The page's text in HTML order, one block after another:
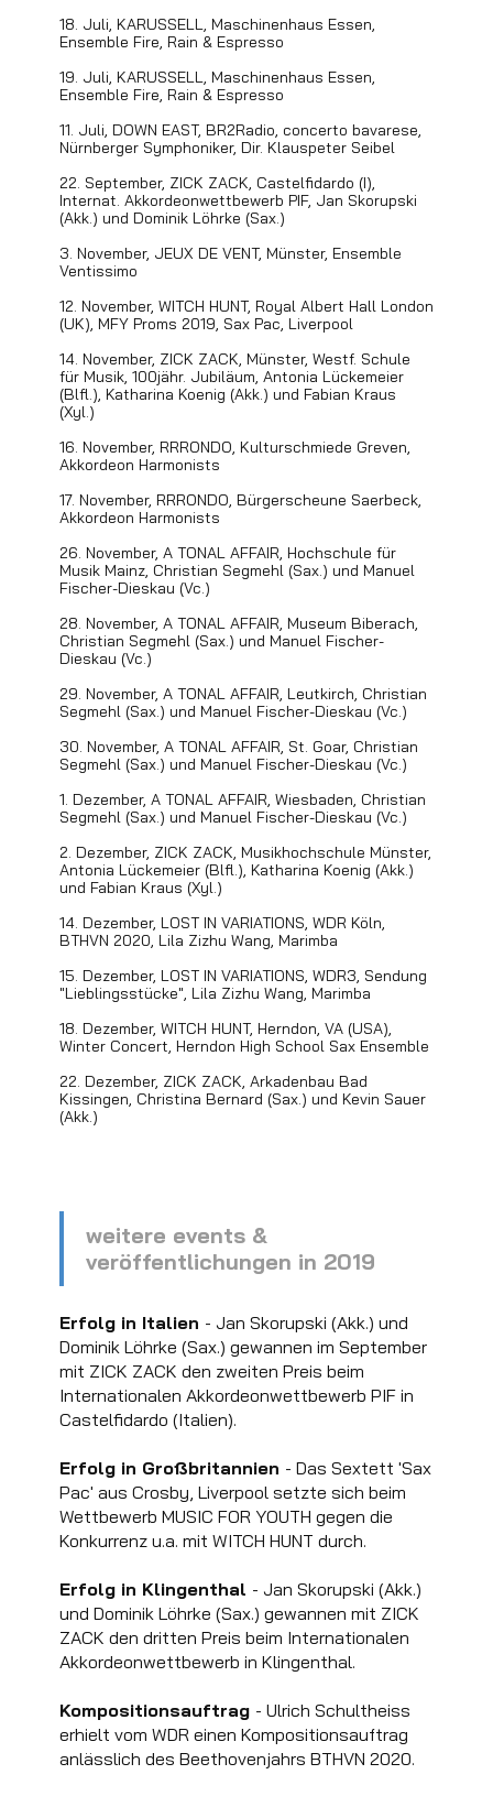
18. Juli, KARUSSELL, Maschinenhaus Essen,
Ensemble Fire, Rain & Espresso
19. Juli, KARUSSELL, Maschinenhaus Essen,
Ensemble Fire, Rain & Espresso
11. Juli, DOWN EAST, BR2Radio, concerto bavarese,
Nürnberger Symphoniker, Dir. Klauspeter Seibel
22. September, ZICK ZACK, Castelfidardo (I),
Internat. Akkordeonwettbewerb PIF, Jan Skorupski
(Akk.) und Dominik Löhrke (Sax.)
3. November, JEUX DE VENT, Münster, Ensemble
Ventissimo
12. November, WITCH HUNT, Royal Albert Hall London
(UK), MFY Proms 2019, Sax Pac, Liverpool
14. November, ZICK ZACK, Münster, Westf. Schule
für Musik, 100jähr. Jubiläum, Antonia Lückemeier
(Blfl.), Katharina Koenig (Akk.) und Fabian Kraus
(Xyl.)
16. November, RRRONDO, Kulturschmiede Greven,
Akkordeon Harmonists
17. November, RRRONDO, Bürgerscheune Saerbeck,
Akkordeon Harmonists
26. November, A TONAL AFFAIR, Hochschule für
Musik Mainz, Christian Segmehl (Sax.) und Manuel
Fischer-Dieskau (Vc.)
28. November, A TONAL AFFAIR, Museum Biberach,
Christian Segmehl (Sax.) und Manuel Fischer-
Dieskau (Vc.)
29. November, A TONAL AFFAIR, Leutkirch, Christian
Segmehl (Sax.) und Manuel Fischer-Dieskau (Vc.)
30. November, A TONAL AFFAIR, St. Goar, Christian
Segmehl (Sax.) und Manuel Fischer-Dieskau (Vc.)
1. Dezember, A TONAL AFFAIR, Wiesbaden, Christian
Segmehl (Sax.) und Manuel Fischer-Dieskau (Vc.)
2. Dezember, ZICK ZACK, Musikhochschule Münster,
Antonia Lückemeier (Blfl.), Katharina Koenig (Akk.)
und Fabian Kraus (Xyl.)
14. Dezember, LOST IN VARIATIONS, WDR Köln,
BTHVN 2020, Lila Zizhu Wang, Marimba
15. Dezember, LOST IN VARIATIONS, WDR3, Sendung
"Lieblingsstücke", Lila Zizhu Wang, Marimba
18. Dezember, WITCH HUNT, Herndon, VA (USA),
Winter Concert, Herndon High School Sax Ensemble
22. Dezember, ZICK ZACK, Arkadenbau Bad
Kissingen, Christina Bernard (Sax.) und Kevin Sauer
(Akk.)
weitere events &
veröffentlichungen in 2019
Erfolg in Italien - Jan Skorupski (Akk.) und
Dominik Löhrke (Sax.) gewannen im September
mit ZICK ZACK den zweiten Preis beim
Internationalen Akkordeonwettbewerb PIF in
Castelfidardo (Italien).
Erfolg in Großbritannien - Das Sextett 'Sax
Pac' aus Crosby, Liverpool setzte sich beim
Wettbewerb MUSIC FOR YOUTH gegen die
Konkurrenz u.a. mit WITCH HUNT durch.
Erfolg in Klingenthal - Jan Skorupski (Akk.)
und Dominik Löhrke (Sax.) gewannen mit ZICK
ZACK den dritten Preis beim Internationalen
Akkordeonwettbewerb in Klingenthal.
Kompositionsauftrag - Ulrich Schultheiss
erhielt vom WDR einen Kompositionsauftrag
anlässlich des Beethovenjahrs BTHVN 2020.